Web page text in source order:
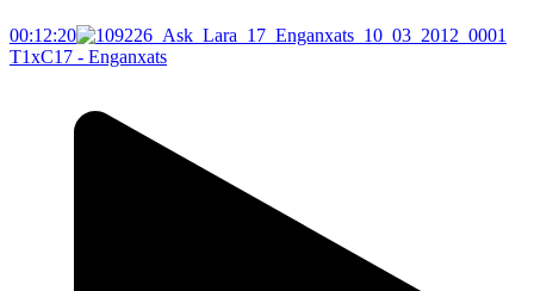
00:12:20
T1xC17 - Enganxats